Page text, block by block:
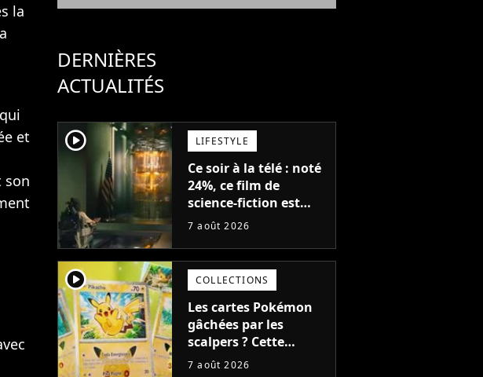
la
et
son
DERNIÈRES
ACTUALITÉS
player2 LIFESTYLE
Ce soir à la télé : noté
24%, ce film de
science-fiction est
complètement raté,
encore pire à cause de
son acteur
7 août 2026
player2 COLLECTIONS
Les cartes Pokémon
gâchées par les
scalpers ? Cette
technique géniale
7 août 2026